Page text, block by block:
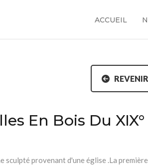
ACCUEIL
En Bois Du
sculpté provenant d'une église .La